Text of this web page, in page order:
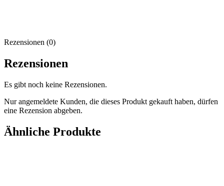
Rezensionen (0)
Rezensionen
Es gibt noch keine Rezensionen.
Nur angemeldete Kunden, die dieses Produkt gekauft haben, dürfen
eine Rezension abgeben.
Ähnliche Produkte